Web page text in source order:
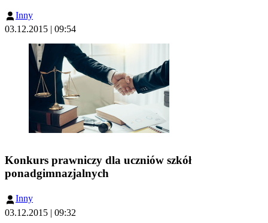
Inny
03.12.2015 | 09:54
Konkurs prawniczy dla uczniów szkół
ponadgimnazjalnych
Inny
03.12.2015 | 09:32